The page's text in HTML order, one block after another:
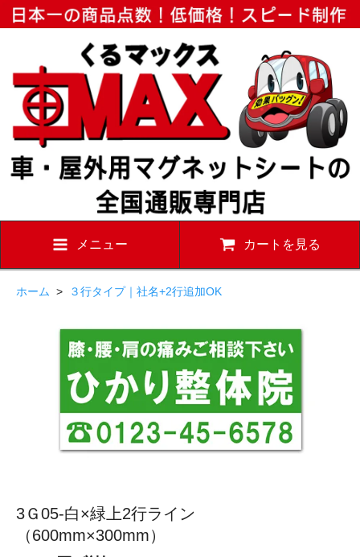
メニュー カートを見る
ホーム > ３行タイプ｜社名+2行追加OK
3Ｇ05-白×緑上2行ライン
（600mm×300mm）